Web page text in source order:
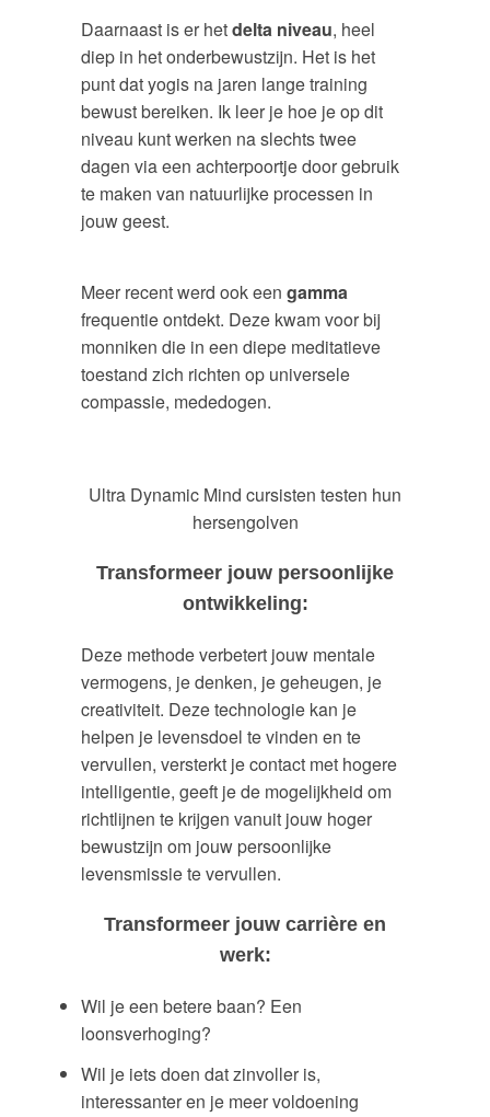
Daarnaast is er hetdelta niveau, heel
diep in het onderbewustzijn. Het is het
punt dat yogis na jaren lange training
bewust bereiken. Ik leer je hoe je op dit
niveau kunt werken na slechts twee
dagen via een achterpoortje door gebruik
te maken van natuurlijke processen in
jouw geest.
Meer recent werd ook een gamma
frequentie ontdekt. Deze kwam voor bij
monniken die in een diepe meditatieve
toestand zich richten op universele
compassie, mededogen.
Ultra Dynamic Mind cursisten testen hun
hersengolven
Transformeer jouw persoonlijke
ontwikkeling:
Deze methode verbetert jouw mentale
vermogens, je denken, je geheugen, je
creativiteit. Deze technologie kan je
helpen je levensdoel te vinden en te
vervullen, versterkt je contact met hogere
intelligentie, geeft je de mogelijkheid om
richtlijnen te krijgen vanuit jouw hoger
bewustzijn om jouw persoonlijke
levensmissie te vervullen.
Transformeer jouw carrière en
werk:
Wil je een betere baan? Een
loonsverhoging?
Wil je iets doen dat zinvoller is,
interessanter en je meer voldoening